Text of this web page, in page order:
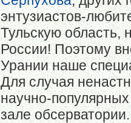
энтузиастов-
Тульскую область,
России! Поэтому
Урании наше
Для случая
научно-
зале обсерватории.